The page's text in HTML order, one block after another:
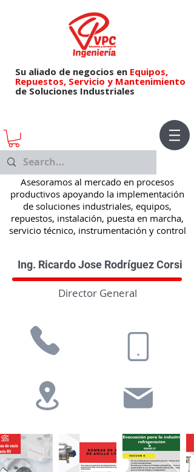
Su aliado de negocios en Equipos,
Repuestos, Servicio y Mantenimiento
de Soluciones Industriales
Asesoramos al mercado en procesos
productivos apoyando la implementación
de soluciones industriales, equipos,
repuestos, instalación, puesta en marcha,
servicio técnico, instrumentación y control
Ing. Ricardo Jose Rodríguez Corsi
Director General